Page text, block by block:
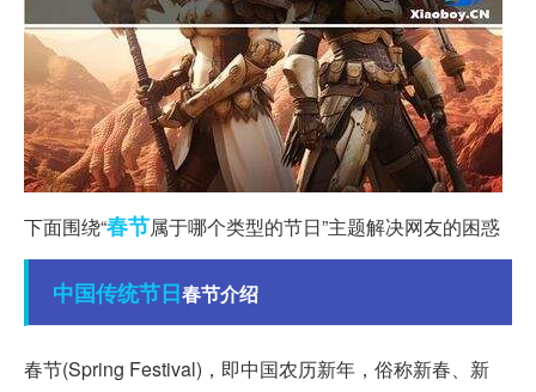
下面围绕“春节属于哪个类型的节日”主题解决网友的困惑
中国传统节日春节介绍
春节(Spring Festival)，即中国农历新年，俗称新春、新